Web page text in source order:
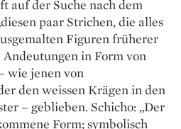
auf der Suche nach dem
paar Strichen, die alles
Figuren früherer
in Form von
wie jenen von
den weissen Krägen in den
– geblieben. Schicho: „Der
Form; symbolisch